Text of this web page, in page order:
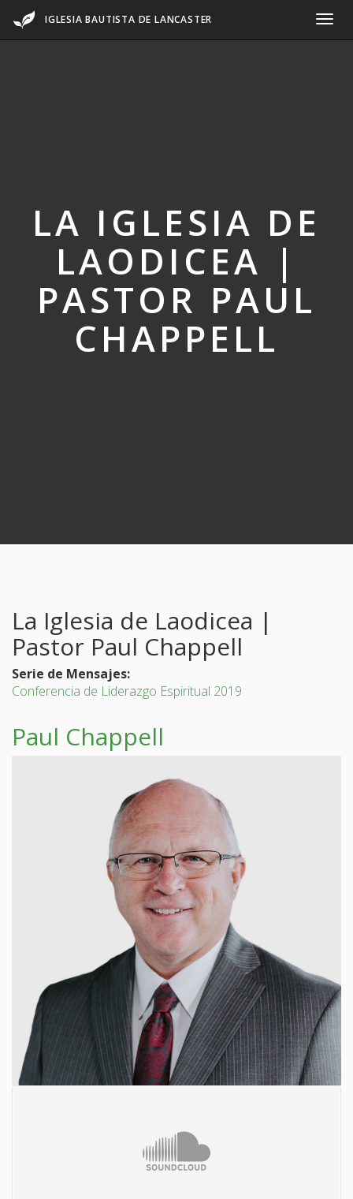
IGLESIA BAUTISTA DE LANCASTER
LA IGLESIA DE
LAODICEA |
PASTOR PAUL
CHAPPELL
La Iglesia de Laodicea |
Pastor Paul Chappell
Serie de Mensajes:
Conferencia de Liderazgo Espiritual 2019
Paul Chappell